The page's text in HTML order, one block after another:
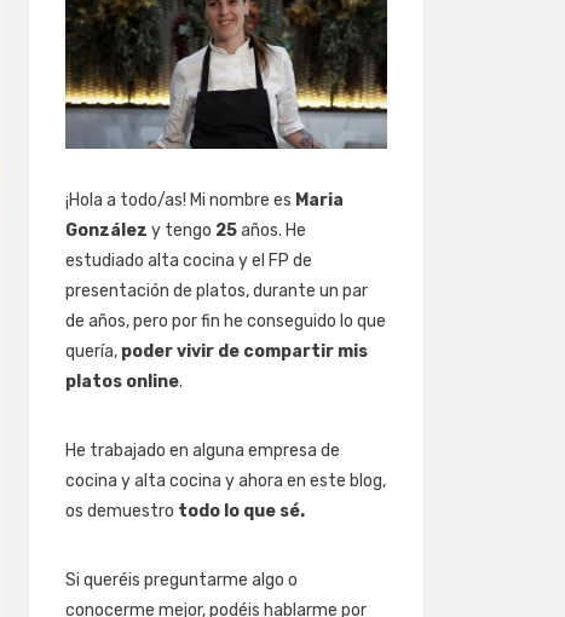
¡Hola a todo/as! Mi nombre es Maria
González y tengo 25años. He
estudiado alta cocina y el FP de
presentación de platos, durante un par
de años, pero por fin he conseguido lo que
quería, poder vivir de compartir mis
platos online.
He trabajado en alguna empresa de
cocina y alta cocina y ahora en este blog,
os demuestro todo lo que sé.
Si queréis preguntarme algo o
conocerme mejor, podéis hablarme por